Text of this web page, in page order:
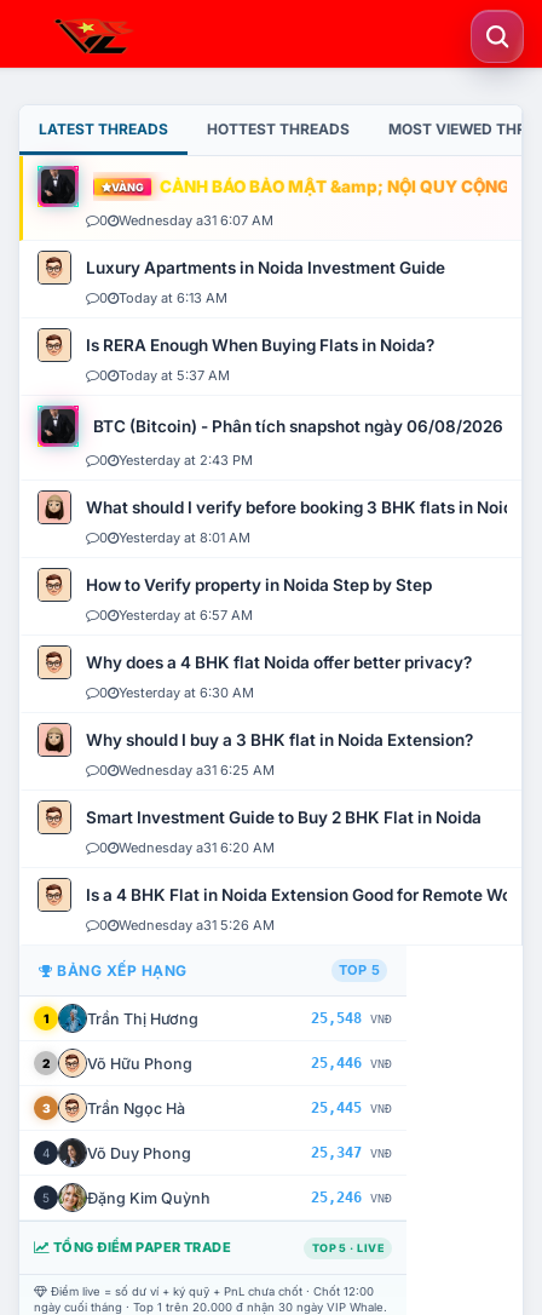
LATEST THREADS HOTTEST THREADS MOST VIEWED
VÀNG CẢNH BÁO BẢO MẬT &amp; NỘI QUY CỘNG
0 Wednesday a31 6:07 AM
Luxury Apartments in Noida Investment Guide
0 Today at 6:13 AM
Is RERA Enough When Buying Flats in Noida?
0 Today at 5:37 AM
BTC (Bitcoin) - Phân tích snapshot ngày 06/08/2026
0 Yesterday at 2:43 PM
What should I verify before booking 3 BHK flats in Noida?
0 Yesterday at 8:01 AM
How to Verify property in Noida Step by Step
0 Yesterday at 6:57 AM
Why does a 4 BHK flat Noida offer better privacy?
0 Yesterday at 6:30 AM
Why should I buy a 3 BHK flat in Noida Extension?
0 Wednesday a31 6:25 AM
Smart Investment Guide to Buy 2 BHK Flat in Noida
0 Wednesday a31 6:20 AM
Is a 4 BHK Flat in Noida Extension Good for Remote Work?
0 Wednesday a31 5:26 AM
BẢNG XẾP HẠNG TOP 5
1 Trần Thị Hương 25,548 VNĐ
2 Võ Hữu Phong 25,446 VNĐ
3 Trần Ngọc Hà 25,445 VNĐ
4 Võ Duy Phong 25,347 VNĐ
5 Đặng Kim Quỳnh 25,246 VNĐ
TỔNG ĐIỂM PAPER TRADE TOP 5 · LIVE
Điểm live = số dư ví + ký quỹ + PnL chưa chốt · Chốt 12:00
ngày cuối tháng · Top 1 trên 20.000 đ nhận 30 ngày VIP Whale.